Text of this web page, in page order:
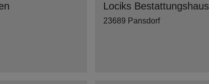
Lociks Bestattungshaus
23689 Pansdorf